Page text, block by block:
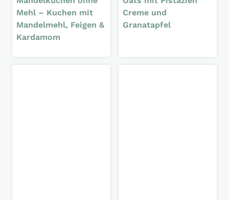
Mehl – Kuchen mit
Mandelmehl, Feigen &
Kardamom
Creme und
Granatapfel